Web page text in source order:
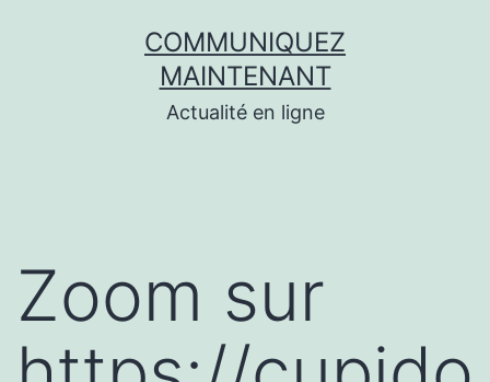
COMMUNIQUEZ
MAINTENANT
Actualité en ligne
Zoom sur